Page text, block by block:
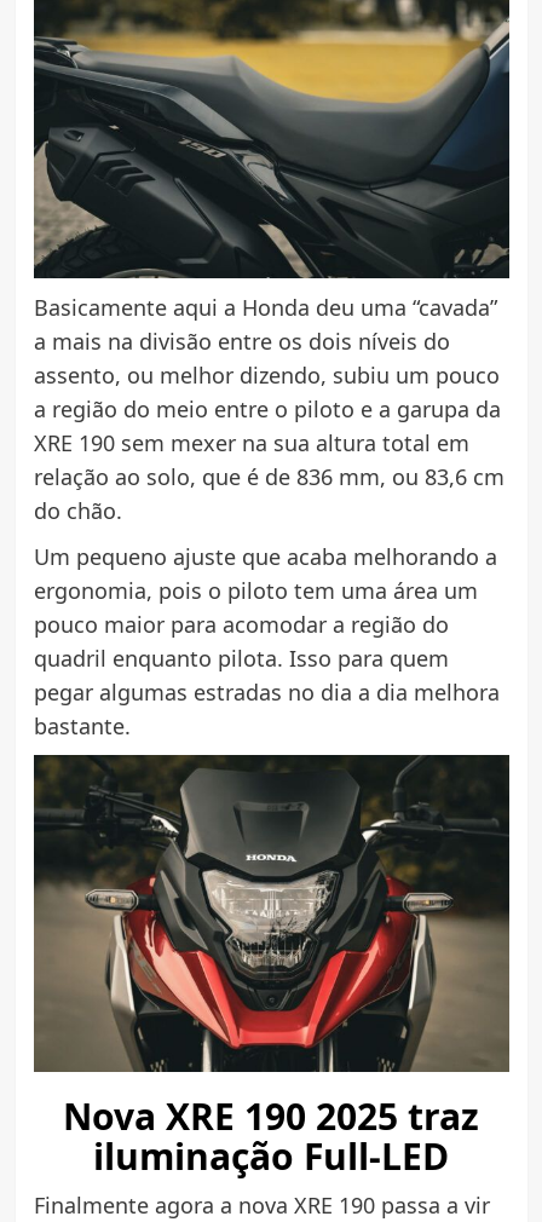
Basicamente aqui a Honda deu uma “cavada”
a mais na divisão entre os dois níveis do
assento, ou melhor dizendo, subiu um pouco
a região do meio entre o piloto e a garupa da
XRE 190 sem mexer na sua altura total em
relação ao solo, que é de 836 mm, ou 83,6 cm
do chão.
Um pequeno ajuste que acaba melhorando a
ergonomia, pois o piloto tem uma área um
pouco maior para acomodar a região do
quadril enquanto pilota. Isso para quem
pegar algumas estradas no dia a dia melhora
bastante.
Nova XRE 190 2025 traz
iluminação Full-LED
Finalmente agora a nova XRE 190 passa a vir